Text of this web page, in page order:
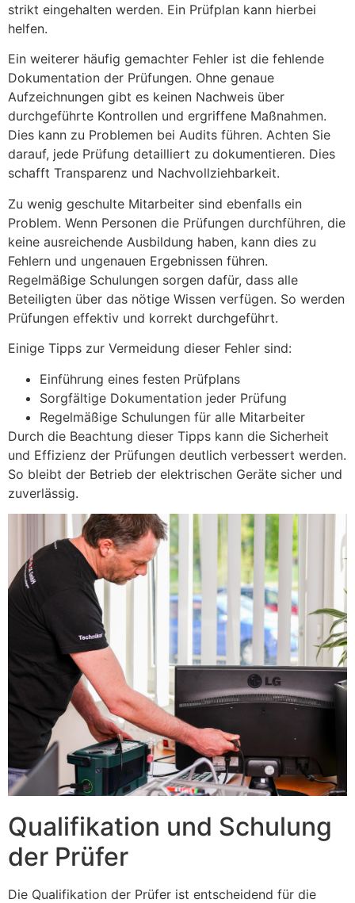
strikt eingehalten werden. Ein Prüfplan kann hierbei
helfen.
Ein weiterer häufig gemachter Fehler ist die fehlende
Dokumentation der Prüfungen. Ohne genaue
Aufzeichnungen gibt es keinen Nachweis über
durchgeführte Kontrollen und ergriffene Maßnahmen.
Dies kann zu Problemen bei Audits führen. Achten Sie
darauf, jede Prüfung detailliert zu dokumentieren. Dies
schafft Transparenz und Nachvollziehbarkeit.
Zu wenig geschulte Mitarbeiter sind ebenfalls ein
Problem. Wenn Personen die Prüfungen durchführen, die
keine ausreichende Ausbildung haben, kann dies zu
Fehlern und ungenauen Ergebnissen führen.
Regelmäßige Schulungen sorgen dafür, dass alle
Beteiligten über das nötige Wissen verfügen. So werden
Prüfungen effektiv und korrekt durchgeführt.
Einige Tipps zur Vermeidung dieser Fehler sind:
Einführung eines festen Prüfplans
Sorgfältige Dokumentation jeder Prüfung
Regelmäßige Schulungen für alle Mitarbeiter
Durch die Beachtung dieser Tipps kann die Sicherheit
und Effizienz der Prüfungen deutlich verbessert werden.
So bleibt der Betrieb der elektrischen Geräte sicher und
zuverlässig.
Qualifikation und Schulung
der Prüfer
Die Qualifikation der Prüfer ist entscheidend für die